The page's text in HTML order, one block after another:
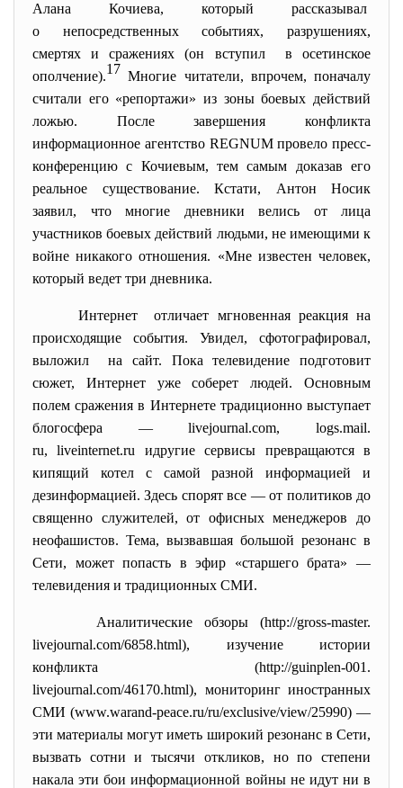
Алана Кочиева, который рассказывал
о непосредственных событиях, разрушениях,
смертях и сражениях (он вступил в осетинское
ополчение).17Многие читатели, впрочем, поначалу
считали его «репортажи» из зоны боевых действий
ложью. После завершения конфликта
информационное агентство REGNUM провело пресс-
конференцию с Кочиевым, тем самым доказав его
реальное существование. Кстати, Антон Носик
заявил, что многие дневники велись от лица
участников боевых действий людьми, не имеющими к
войне никакого отношения. «Мне известен человек,
который ведет три дневника.
Интернет отличает мгновенная реакция на
происходящие события. Увидел, сфотографировал,
выложил на сайт. Пока телевидение подготовит
сюжет, Интернет уже соберет людей. Основным
полем сражения в Интернете традиционно выступает
блогосфера — livejournal.com, logs.mail.
ru, liveinternet.ru идругие сервисы превращаются в
кипящий котел с самой разной информацией и
дезинформацией. Здесь спорят все — от политиков до
священно служителей, от офисных менеджеров до
неофашистов. Тема, вызвавшая большой резонанс в
Сети, может попасть в эфир «старшего брата» —
телевидения и традиционных СМИ.
Аналитические обзоры (http://gross-master.
livejournal.com/6858.html), изучение истории
конфликта (http://guinplen-001.
livejournal.com/46170.html), мониторинг иностранных
СМИ (www.warand-peace.ru/ru/exclusive/view/25990) —
эти материалы могут иметь широкий резонанс в Сети,
вызвать сотни и тысячи откликов, но по степени
накала эти бои информационной войны не идут ни в